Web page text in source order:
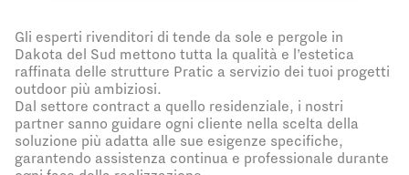
Gli esperti rivenditori di tende da sole e pergole in
Dakota del Sud mettono tutta la qualità e l’estetica
raffinata delle strutture Pratic a servizio dei tuoi progetti
outdoor più ambiziosi.
Dal settore contract a quello residenziale, i nostri
partner sanno guidare ogni cliente nella scelta della
soluzione più adatta alle sue esigenze specifiche,
garantendo assistenza continua e professionale durante